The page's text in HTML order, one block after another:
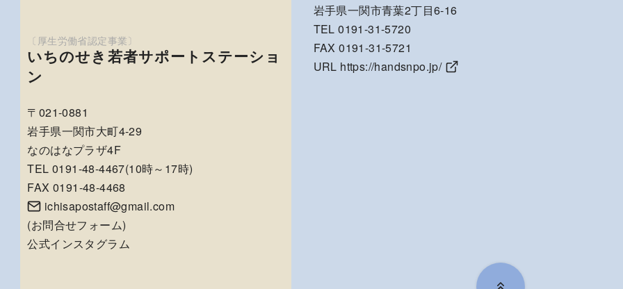
いちのせき若者サポートステーショ
ン
〒021-0881
岩手県一関市大町4-29
なのはなプラザ4F
TEL 0191-48-4467(10時～17時)
FAX 0191-48-4468
ichisapostaff@gmail.com
(お問合せフォーム)
公式インスタグラム
岩手県一関市青葉2丁目6-16
TEL 0191-31-5720
FAX 0191-31-5721
URL https://handsnpo.jp/